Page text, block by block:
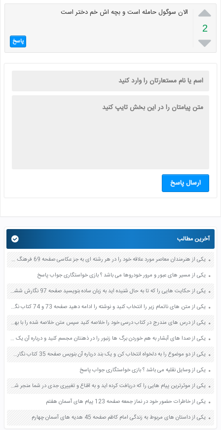

2

الان سوگول حامله است و بچه اش خم دختر است
پاسخ
ارسال پاسخ
آخرین مطالب
یکی از هنرمندان معاصر مورد علاقه خود را در هر رشته ای به جز عکاسی صفحه 69 فرهنگ و هنر نهم
یکی از مسیر های عبور و مرور خودروها می باشد ؟ بازی خواستگاری جواب پاسخ
یکی از حکایت هایی را که تا به حال شنیده اید به زبان ساده بنویسید صفحه 97 نگارش ششم دبستان
یکی از متن های ناتمام زیر را انتخاب کنید و نوشته را ادامه دهید صفحه 73 و 74 کتاب نگارش فارسی پنجم دبستان
یکی از درس های مندرج در کتاب درسی خود را خلاصه کنید سپس متن خلاصه شده را با بهره گیری از روش های دسته بندی نمودار جدول نقشه مفهومی نشان دهید صفحه 118 نگارش یازدهم
یکی از صدا های آبشار به هم خوردن برگ ها زنبور را در ذهنتان مجسم کنید و درباره آن یک بند بنویسید صفحه 11 نگارش پنجم
یکی از دو موضوع را به دلخواه انتخاب کن و یک بند درباره آن بنویس صفحه 35 کتاب نگارش فارسی سوم
یکی از وسایل نقلیه می باشد ؟ بازی خواستگاری جواب پاسخ
یکی از موثرترین پیام هایی را که دریافت کرده اید و به اقناع و تغییری جدی در شما منجر شده است برسی کنید و علت این تاثیر گذاری قابل توجه را بنویسید صفحه 52 تفکر و سواد رسانه ای دهم
یکی از خاطرات حضور خود در نماز جمعه صفحه 123 پیام های آسمان هفتم
یکی از داستان های مربوط به زندگی امام کاظم صفحه 45 هدیه های آسمان چهارم